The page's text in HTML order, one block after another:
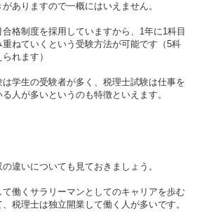
ありますので一概にはいえません。
格制度を採用していますから、1年に1科目
ねていくという受験方法が可能です（5科
れます）
学生の受験者が多く、税理士試験は仕事を
人が多いというのも特徴といえます。
違いについても見ておきましょう。
働くサラリーマンとしてのキャリアを歩む
税理士は独立開業して働く人が多いです。